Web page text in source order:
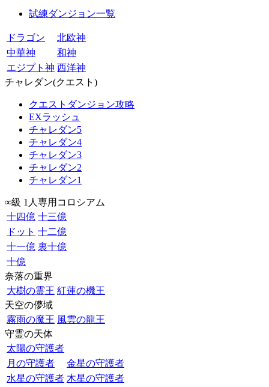
試練ダンジョン一覧
ドラゴン
北欧神
中華神
和神
エジプト神 西洋神
チャレダン(クエスト)
クエストダンジョン攻略
EXラッシュ
チャレダン5
チャレダン4
チャレダン3
チャレダン2
チャレダン1
∞級 1人専用コロシアム
十四億 十三億
ドット 十二億
十一億 裏十億
十億
奈落の重界
大樹の霊王 紅蓮の機王
天空の儚域
霧雨の魔王 風雲の龍王
守霊の天体
太陽の守護者
月の守護者
金星の守護者
水星の守護者 木星の守護者